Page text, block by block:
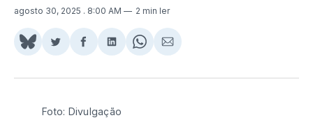
agosto 30, 2025 . 8:00 AM 2 min ler
Share
BlueSky
Compartilhar
Twitter
Compartilhar
Facebook
Compartilhar
LinkedIn
Share
WhatsApp
Compartilhar
Email
Foto: Divulgação